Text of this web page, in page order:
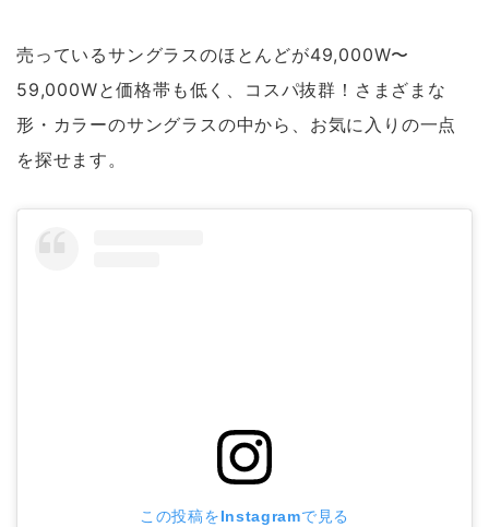
売っているサングラスのほとんどが49,000W〜
59,000Wと価格帯も低く、コスパ抜群！さまざまな
形・カラーのサングラスの中から、お気に入りの一点
を探せます。
この投稿をInstagramで見る